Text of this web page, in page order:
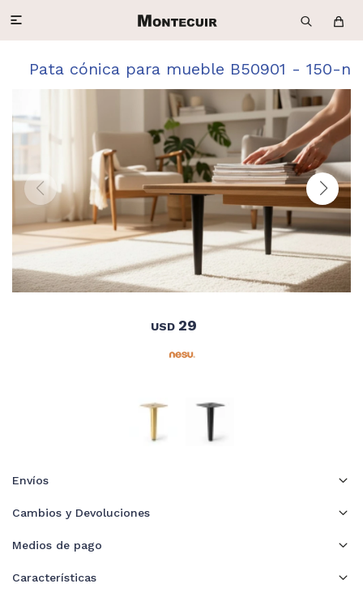

Pata cónica para mueble B50901 - 150-n
USD 29
Envíos
Cambios y Devoluciones
Medios de pago
Características